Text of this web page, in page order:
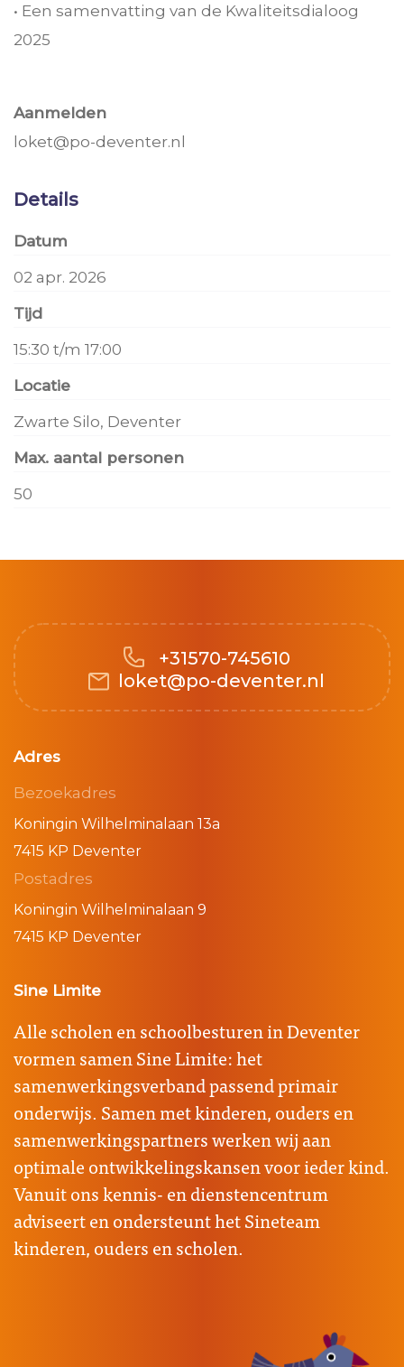
• Een samenvatting van de Kwaliteitsdialoog
2025
Aanmelden
loket@po-deventer.nl
Details
Datum
02 apr. 2026
Tijd
15:30 t/m 17:00
Locatie
Zwarte Silo, Deventer
Max. aantal personen
50
+31570-745610
loket@po-deventer.nl
Adres
Bezoekadres
Koningin Wilhelminalaan 13a
7415 KP Deventer
Postadres
Koningin Wilhelminalaan 9
7415 KP Deventer
Sine Limite
Alle scholen en schoolbesturen in Deventer
vormen samen Sine Limite: het
samenwerkingsverband passend primair
onderwijs. Samen met kinderen, ouders en
samenwerkingspartners werken wij aan
optimale ontwikkelingskansen voor ieder kind.
Vanuit ons kennis- en dienstencentrum
adviseert en ondersteunt het Sineteam
kinderen, ouders en scholen.